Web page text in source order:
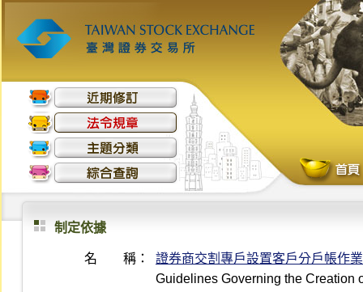
制定依據
名 稱：
證券商交割專戶設置客戶分戶帳作
Guidelines Governing the Creation